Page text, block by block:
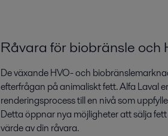
Råvara för biobränsle och
De växande HVO- och
efterfrågan på animaliskt fett. Alfa Laval
renderingsprocess till en nivå som
Detta öppnar nya möjligheter att sälja
värde av din råvara.